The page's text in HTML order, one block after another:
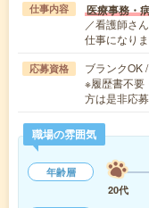
仕事内容 医療事務・
／看護師さ
仕事になり
応募資格
ブランクOK
※履歴書不要
方は是非応
職場の雰囲気
年齢層
20代